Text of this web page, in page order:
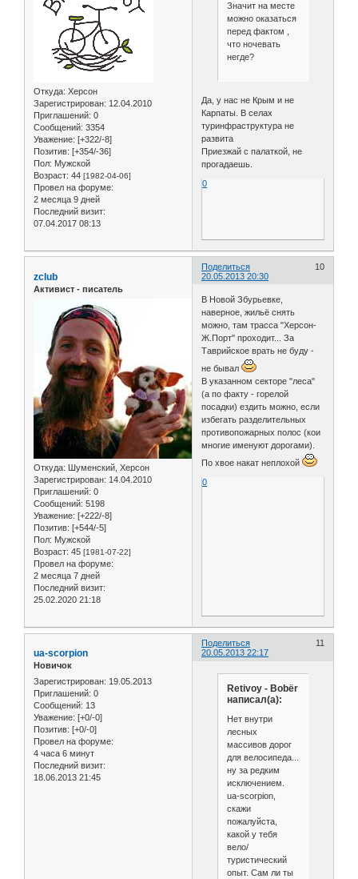
Откуда: Херсон
Зарегистрирован: 12.04.2010
Приглашений: 0
Сообщений: 3354
Уважение: [+322/-8]
Позитив: [+354/-36]
Пол: Мужской
Возраст: 44 [1982-04-06]
Провел на форуме:
2 месяца 9 дней
Последний визит:
07.04.2017 08:13
Значит на месте
можно оказаться
перед фактом ,
что ночевать
негде?
Да, у нас не Крым и не
Карпаты. В селах
туринфраструктура не
развита
Приезжай с палаткой, не
прогадаешь.
0
Поделиться
10
20.05.2013 20:30
zclub
Активист - писатель
Откуда: Шуменский, Херсон
Зарегистрирован: 14.04.2010
Приглашений: 0
Сообщений: 5198
Уважение: [+222/-8]
Позитив: [+544/-5]
Пол: Мужской
Возраст: 45 [1981-07-22]
Провел на форуме:
2 месяца 7 дней
Последний визит:
25.02.2020 21:18
В Новой Збурьевке,
наверное, жильё снять
можно, там трасса "Херсон-
Ж.Порт" проходит... За
Таврийское врать не буду -
не бывал
В указанном секторе "леса"
(а по факту - горелой
посадки) ездить можно, если
избегать разделительных
противопожарных полос (кои
многие именуют дорогами).
По хвое накат неплохой
0
Поделиться
11
20.05.2013 22:17
ua-scorpion
Новичок
Зарегистрирован: 19.05.2013
Приглашений: 0
Сообщений: 13
Уважение: [+0/-0]
Позитив: [+0/-0]
Провел на форуме:
4 часа 6 минут
Последний визит:
18.06.2013 21:45
Retivoy - Bobёr
написал(а):
Нет внутри
лесных
массивов дорог
для велосипеда...
ну за редким
исключением.
ua-scorpion,
скажи
пожалуйста,
какой у тебя
вело/
туристический
опыт. Сам ли ты